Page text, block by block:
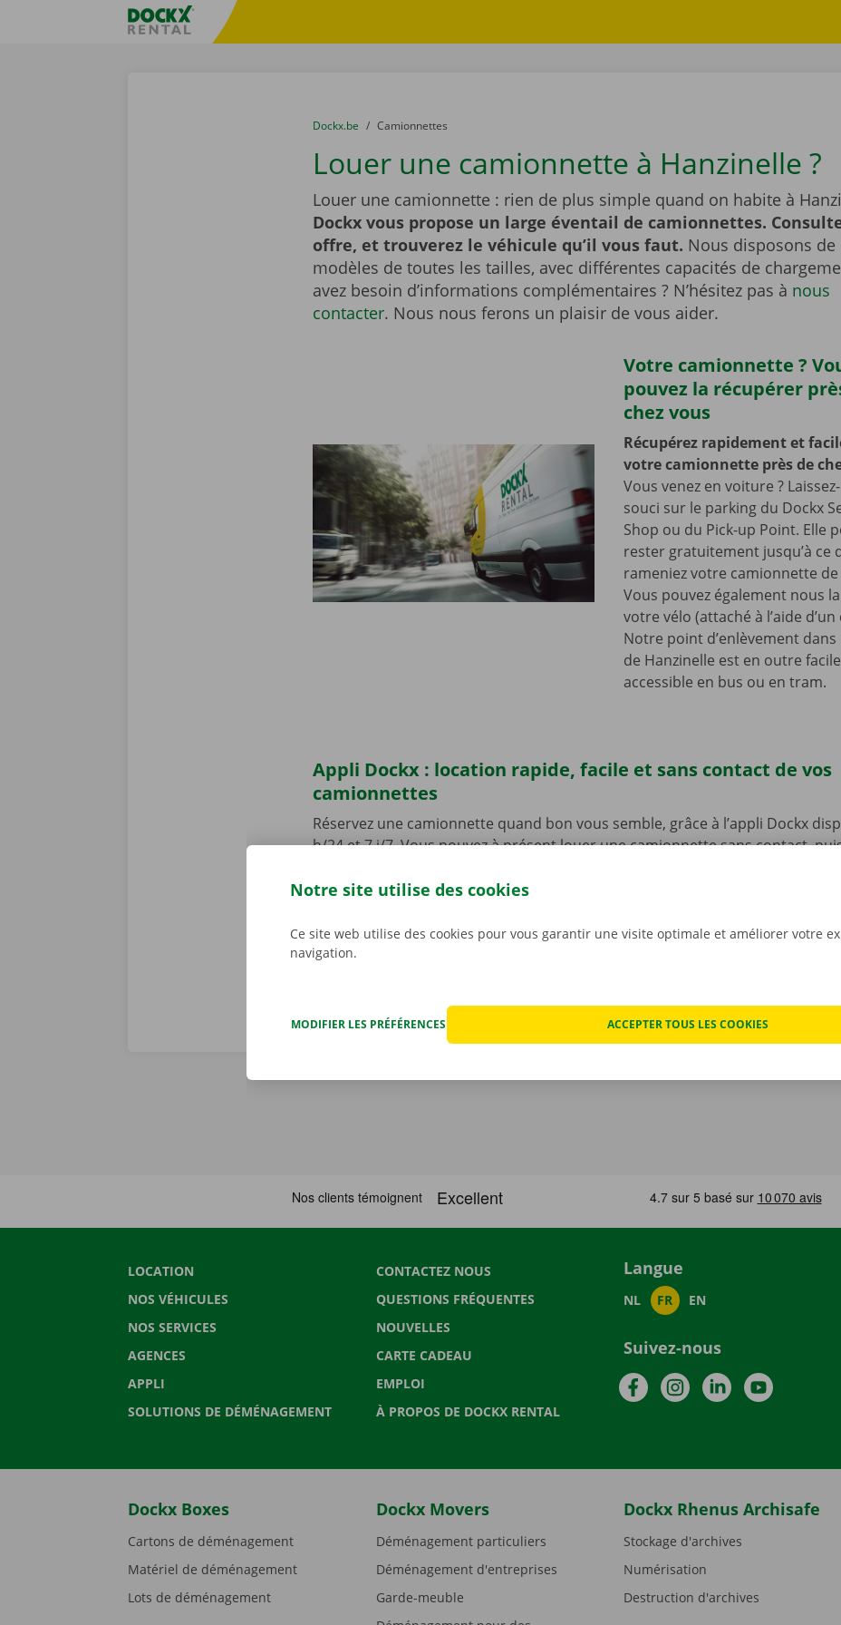
sitename
You are here:
du
Dockx.be to
Camionnettes
Louer une camionnette à Hanzinelle ?
Louer une camionnette : rien de plus simple quand on habite à
Dockx vous propose un large éventail de camionnettes.
offre, et trouverez le véhicule qu’il vous faut. Nous disposons de
modèles de toutes les tailles, avec différentes capacités de
avez besoin d’informations complémentaires ? N’hésitez pas à nous
contacter. Nous nous ferons un plaisir de vous aider.
Votre camionnette ?
pouvez la récupérer
chez vous
Récupérez rapidement et
votre camionnette près de
Vous venez en voiture ?
souci sur le parking du Dockx
Shop ou du Pick-up Point. Elle
rester gratuitement jusqu’à ce
rameniez votre camionnette
Vous pouvez également nous
votre vélo (attaché à l’aide d’un
Notre point d’enlèvement dans
de Hanzinelle est en outre
accessible en bus ou en tram.
Appli Dockx : location rapide, facile et sans contact de vos
camionnettes
Réservez une camionnette quand bon vous semble, grâce à l’appli Dockx
h/24 et 7 j/7. Vous pouvez à présent louer une camionnette sans contact,
parcourez notre offre de véhicules, choisissez une camionnette, payez, et le
LOCATION
NOS VÉHICULES
NOS SERVICES
AGENCES
APPLI
SOLUTIONS DE DÉMÉNAGEMENT
CONTACTEZ NOUS
QUESTIONS FRÉQUENTES
NOUVELLES
CARTE CADEAU
EMPLOI
À PROPOS DE DOCKX RENTAL
Langue
NL FR EN
Suivez-nous
FacebookInstagramLinkedInYouTube
Dockx Boxes
Cartons de déménagement
Matériel de déménagement
Lots de déménagement
Dockx Movers
Déménagement particuliers
Déménagement d'entreprises
Garde-meuble
Dockx Rhenus Archisafe
Stockage d'archives
Numérisation
Destruction d'archives
Notre site utilise des cookies
Ce site web utilise des cookies pour vous garantir une visite optimale et améliorer votre
navigation.
MODIFIER LES PRÉFÉRENCES ACCEPTER TOUS LES COOKIES